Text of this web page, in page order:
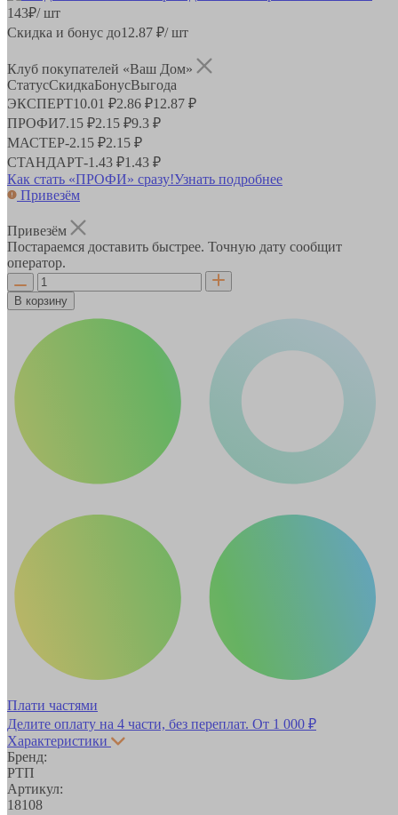
143₽/ шт
Скидка и бонус до12.87 ₽/ шт
Клуб покупателей «Ваш Дом»
СтатусСкидкаБонусВыгода
ЭКСПЕРТ10.01 ₽2.86 ₽12.87 ₽
ПРОФИ7.15 ₽2.15 ₽9.3 ₽
МАСТЕР-2.15 ₽2.15 ₽
СТАНДАРТ-1.43 ₽1.43 ₽
Как стать «ПРОФИ» сразу!Узнать подробнее
Привезём
Привезём
Постараемся доставить быстрее. Точную дату сообщит
оператор.
В корзину
Плати частями
Делите оплату на 4 части, без переплат. От 1 000 ₽
Характеристики
Бренд:
РТП
Артикул:
18108